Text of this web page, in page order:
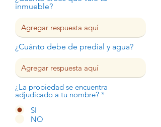
inmueble?
¿Cuánto debe de predial y agua?
¿La propiedad se encuentra
adjudicado a tu nombre? *
SI
NO